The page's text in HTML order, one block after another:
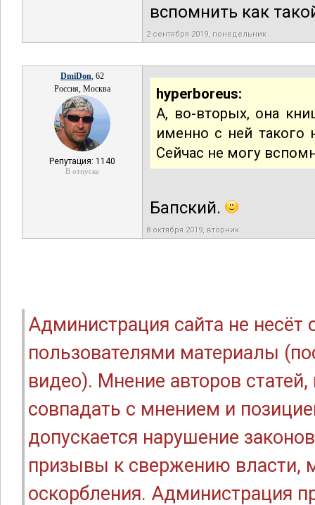
вспомнить как
2 сентября 2019, понедельник
DmiDon, 62
Россия, Москва
Репутация: 1140
В отпуске
hyperboreus:
А, во-вторых, она
именно с ней такого
Сейчас не могу
Бапский.
8 октября 2019, вторник
Администрация сайта не
пользователями материалы
видео). Мнение авторов
совпадать с мнением и
допускается нарушение
призывы к свержению власти,
оскорбления. Администрация